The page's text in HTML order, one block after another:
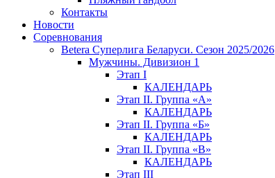
Контакты
Новости
Соревнования
Betera Суперлига Беларуси. Сезон 2025/2026
Мужчины. Дивизион 1
Этап I
КАЛЕНДАРЬ
Этап II. Группа «А»
КАЛЕНДАРЬ
Этап II. Группа «Б»
КАЛЕНДАРЬ
Этап II. Группа «В»
КАЛЕНДАРЬ
Этап III